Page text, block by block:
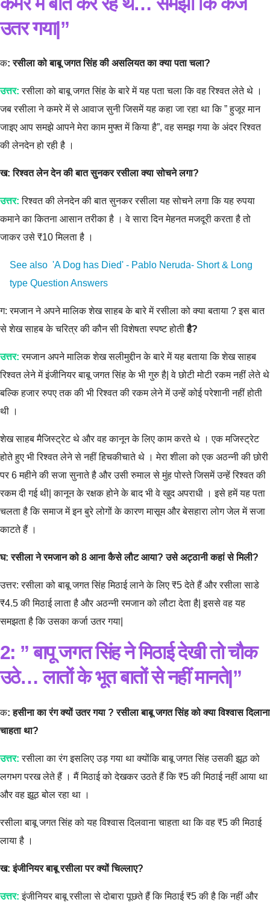
उतर गया|”
क: रसीला को बाबू जगत सिंह की असलियत का क्या पता चला?
उत्तर: रसीला को बाबू जगत सिंह के बारे में यह पता चला कि वह रिश्वत लेते थे ।
जब रसीला ने कमरे में से आवाज सुनी जिसमें यह कहा जा रहा था कि ” हुजूर मान
जाइए आप समझे आपने मेरा काम मुफ्त में किया है”, वह समझ गया के अंदर रिश्वत
की लेनदेन हो रही है ।
ख: रिश्वत लेन देन की बात सुनकर रसीला क्या सोचने लगा?
उत्तर: रिश्वत की लेनदेन की बात सुनकर रसीला यह सोचने लगा कि यह रुपया
कमाने का कितना आसान तरीका है । वे सारा दिन मेहनत मजदूरी करता है तो
जाकर उसे ₹10 मिलता है ।
See also 'A Dog has Died' - Pablo Neruda- Short & Long
type Question Answers
ग: रमजान ने अपने मालिक शेख साहब के बारे में रसीला को क्या बताया ? इस बात
से शेख साहब के चरित्र की कौन सी विशेषता स्पष्ट होतीहै?
उत्तर: रमजान अपने मालिक शेख सलीमुद्दीन के बारे में यह बताया कि शेख साहब
रिश्वत लेने में इंजीनियर बाबू जगत सिंह के भी गुरु है| वे छोटी मोटी रकम नहीं लेते थे
बल्कि हजार रुपए तक की भी रिश्वत की रकम लेने में उन्हें कोई परेशानी नहीं होती
थी ।
शेख साहब मैजिस्ट्रेट थे और वह कानून के लिए काम करते थे । एक मजिस्ट्रेट
होते हुए भी रिश्वत लेने से नहीं हिचकीचाते थे । मेरा शीला को एक अठन्नी की छोरी
पर 6 महीने की सजा सुनाते है और उसी रुमाल से मुंह पोस्ते जिसमें उन्हें रिश्वत की
रकम दी गई थी| कानून के रक्षक होने के बाद भी वे खुद अपराधी । इसे हमें यह पता
चलता है कि समाज में इन बुरे लोगों के कारण मासूम और बेसहारा लोग जेल में सजा
काटते हैं ।
घ: रसीला ने रमजान को 8 आना कैसे लौट आया? उसे अट्ठानी कहां से मिली?
उत्तर: रसीला को बाबू जगत सिंह मिठाई लाने के लिए ₹5 देते हैं और रसीला साडे
₹4.5 की मिठाई लाता है और अठन्नी रमजान को लौटा देता है| इससे वह यह
समझता है कि उसका कर्जा उतर गया|
2: ” बापू जगत सिंह ने मिठाई देखी तो चौक
उठे… लातों के भूत बातों से नहीं मानते|”
क: हसीना का रंग क्यों उतर गया ? रसीला बाबू जगत सिंह को क्या विश्वास दिलाना
चाहता था?
उत्तर:रसीला का रंग इसलिए उड़ गया था क्योंकि बाबू जगत सिंह उसकी झूठ को
लगभग परख लेते हैं । मैं मिठाई को देखकर उठते हैं कि ₹5 की मिठाई नहीं आया था
और वह झूठ बोल रहा था ।
रसीला बाबू जगत सिंह को यह विश्वास दिलवाना चाहता था कि वह ₹5 की मिठाई
लाया है ।
ख: इंजीनियर बाबू रसीला पर क्यों चिल्लाए?
उत्तर:इंजीनियर बाबू रसीला से दोबारा पूछते हैं कि मिठाई ₹5 की है कि नहीं और